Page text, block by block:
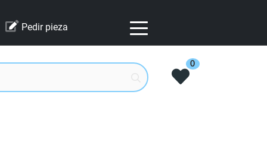
Pedir pieza
0